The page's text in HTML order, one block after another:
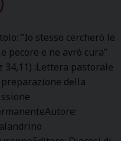
”Io stesso cercherò le
pecore e ne avrò cura”
34,11) :Lettera pastorale
della